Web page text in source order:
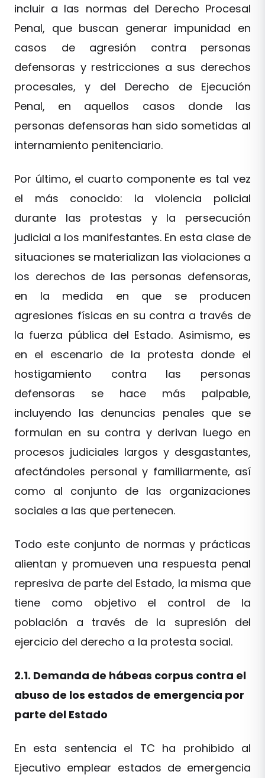
incluir a las normas del Derecho Procesal
Penal, que buscan generar impunidad en
casos de agresión contra personas
defensoras y restricciones a sus derechos
procesales, y del Derecho de Ejecución
Penal, en aquellos casos donde las
personas defensoras han sido sometidas al
internamiento penitenciario.
Por último, el cuarto componente es tal vez
el más conocido: la violencia policial
durante las protestas y la persecución
judicial a los manifestantes. En esta clase de
situaciones se materializan las violaciones a
los derechos de las personas defensoras,
en la medida en que se producen
agresiones físicas en su contra a través de
la fuerza pública del Estado. Asimismo, es
en el escenario de la protesta donde el
hostigamiento contra las personas
defensoras se hace más palpable,
incluyendo las denuncias penales que se
formulan en su contra y derivan luego en
procesos judiciales largos y desgastantes,
afectándoles personal y familiarmente, así
como al conjunto de las organizaciones
sociales a las que pertenecen.
Todo este conjunto de normas y prácticas
alientan y promueven una respuesta penal
represiva de parte del Estado, la misma que
tiene como objetivo el control de la
población a través de la supresión del
ejercicio del derecho a la protesta social.
2.1. Demanda de hábeas corpus contra el
abuso de los estados de emergencia por
parte del Estado
En esta sentencia el TC ha prohibido al
Ejecutivo emplear estados de emergencia